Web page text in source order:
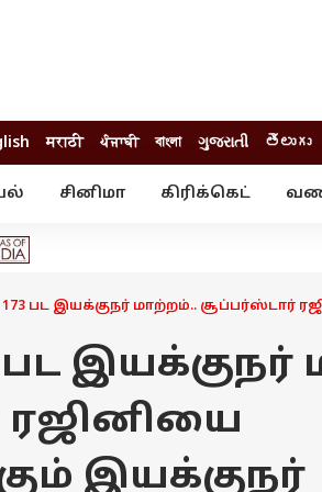
मराठी ਪੰਜਾਬੀ বাংলা ગુજરાતી తెలుగు
சினிமா கிரிக்கெட்
பட இயக்குநர் மாற்றம்..
இயக்குநர்
ரஜினியை
இயக்குநர்